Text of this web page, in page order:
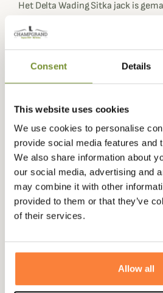
Consent Details
This website uses cookies
We use cookies to personalise
provide social media features and
We also share information about
our social media, advertising and
may combine it with other
provided to them or that they’ve
of their services.
Allow all
Het Delta Wading Sitka jack is
dat 100% waterdicht, ademend,
winddicht is. Perfect dus om
blijven. Om het jack nog
dragen.
Deze Delta Wading jacket heeft
om te beschermen tegen schuren.
Je kunt het Delta Wading jacket
lichaamsvorm dankzij de
klittenbandsluitingen op de
is verstelbaar zodat hij niet in de
beweegt.
Het Delta Wading Sitka Jacket
spullen, zoals je mobiele telefoon.
houden tijdens het wachten op de